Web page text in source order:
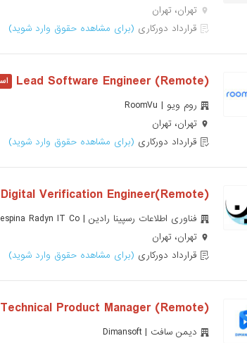
تهران، تهران
قرارداد دورکاری (برای مشاهده حقوق وارد شوید)
(Lead Software Engineer (Remote
روم ویو | RoomVu
تهران، تهران
قرارداد دورکاری (برای مشاهده حقوق وارد شوید)
(Remote)Digital Verification Engineer
فناوری اطلاعات رسپینا رادین | Respina Radyn IT Co
تهران، تهران
قرارداد دورکاری (برای مشاهده حقوق وارد شوید)
Technical Product Manager (Remote)
دیمن سافت | Dimansoft